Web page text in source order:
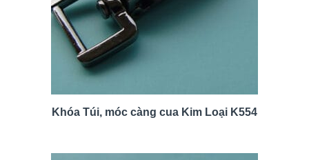
Khóa Túi, móc càng cua Kim Loại K554